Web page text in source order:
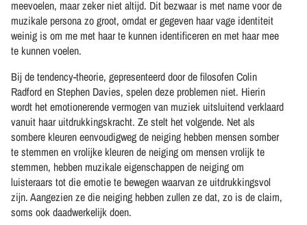
meevoelen, maar zeker niet altijd. Dit bezwaar is met name voor de
muzikale persona zo groot, omdat er gegeven haar vage identiteit
weinig is om me met haar te kunnen identificeren en met haar mee
te kunnen voelen.
Bij de tendency-theorie, gepresenteerd door de filosofen Colin
Radford en Stephen Davies, spelen deze problemen niet. Hierin
wordt het emotionerende vermogen van muziek uitsluitend verklaard
vanuit haar uitdrukkingskracht. Ze stelt het volgende. Net als
sombere kleuren eenvoudigweg de neiging hebben mensen somber
te stemmen en vrolijke kleuren de neiging om mensen vrolijk te
stemmen, hebben muzikale eigenschappen de neiging om
luisteraars tot die emotie te bewegen waarvan ze uitdrukkingsvol
zijn. Aangezien ze die neiging hebben zullen ze dat, zo is de claim,
soms ook daadwerkelijk doen.